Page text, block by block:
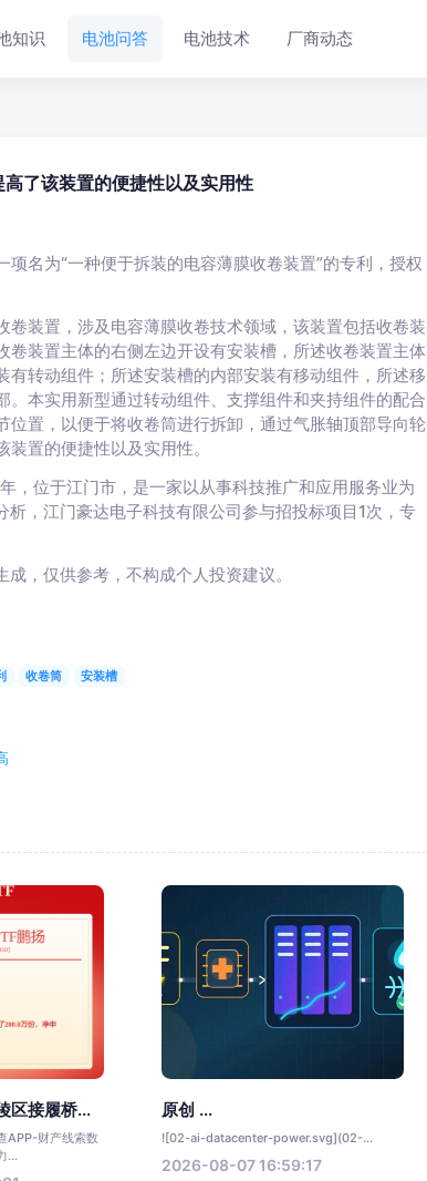
知识 电池问答 电池技术 厂商动态
了该装置的便捷性以及实用性
名为“一种便于拆装的电容薄膜收卷装置”的专利，授权
装置，涉及电容薄膜收卷技术领域，该装置包括收卷装
装置主体的右侧左边开设有安装槽，所述收卷装置主体
转动组件；所述安装槽的内部安装有移动组件，所述移
本实用新型通过转动组件、支撑组件和夹持组件的配合
置，以便于将收卷筒进行拆卸，通过气胀轴顶部导向轮
置的便捷性以及实用性。
，位于江门市，是一家以从事科技推广和应用服务业为
，江门豪达电子科技有限公司参与招投标项目1次，专
，仅供参考，不构成个人投资建议。
收卷筒 安装槽
区接履桥...
APP-财产线索数
...
原创 ...
![02-ai-datacenter-power.svg](02-...
2026-08-07 16:59:17